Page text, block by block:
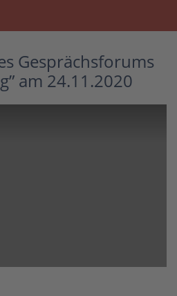
Gesprächsforums
am 24.11.2020